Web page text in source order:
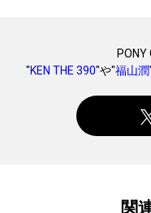
"KEN THE 390"や"福山潤
関